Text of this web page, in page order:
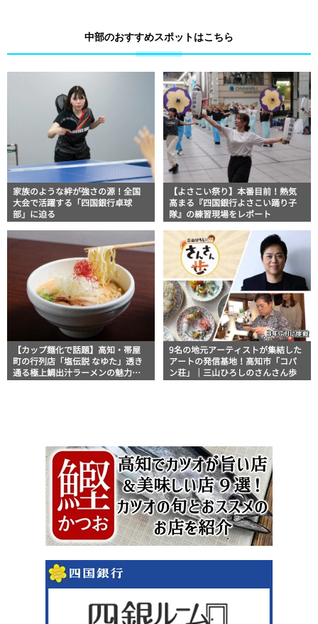
中部のおすすめスポットはこちら
家族のような絆が強さの源！全国
大会で活躍する「四国銀行卓球
部」に迫る
【よさこい祭り】本番目前！熱気
高まる『四国銀行よさこい踊り子
隊』の練習現場をレポート
【カップ麺化で話題】高知・帯屋
町の行列店「塩伝説 なゆた」透き
通る極上鯛出汁ラーメンの魅力を
9名の地元アーティストが集結した
アートの発信基地！高知市「コパ
ン荘」｜三山ひろしのさんさん歩